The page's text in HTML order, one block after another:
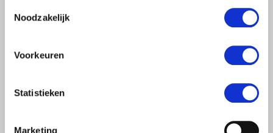
Noodzakelijk
Voorkeuren
Statistieken
Marketing